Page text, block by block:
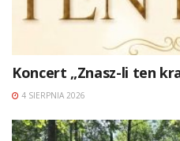
Koncert „Znasz-li ten
4 SIERPNIA 2026